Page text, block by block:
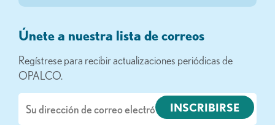
Únete a nuestra lista de correos
Regístrese para recibir actualizaciones periódicas de
OPALCO.
electrónico